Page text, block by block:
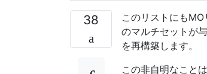
38
このリストにも
のマルチセットが
を再構築します。
この非自明なこと